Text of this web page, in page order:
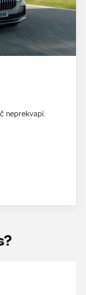
neprekvapí.